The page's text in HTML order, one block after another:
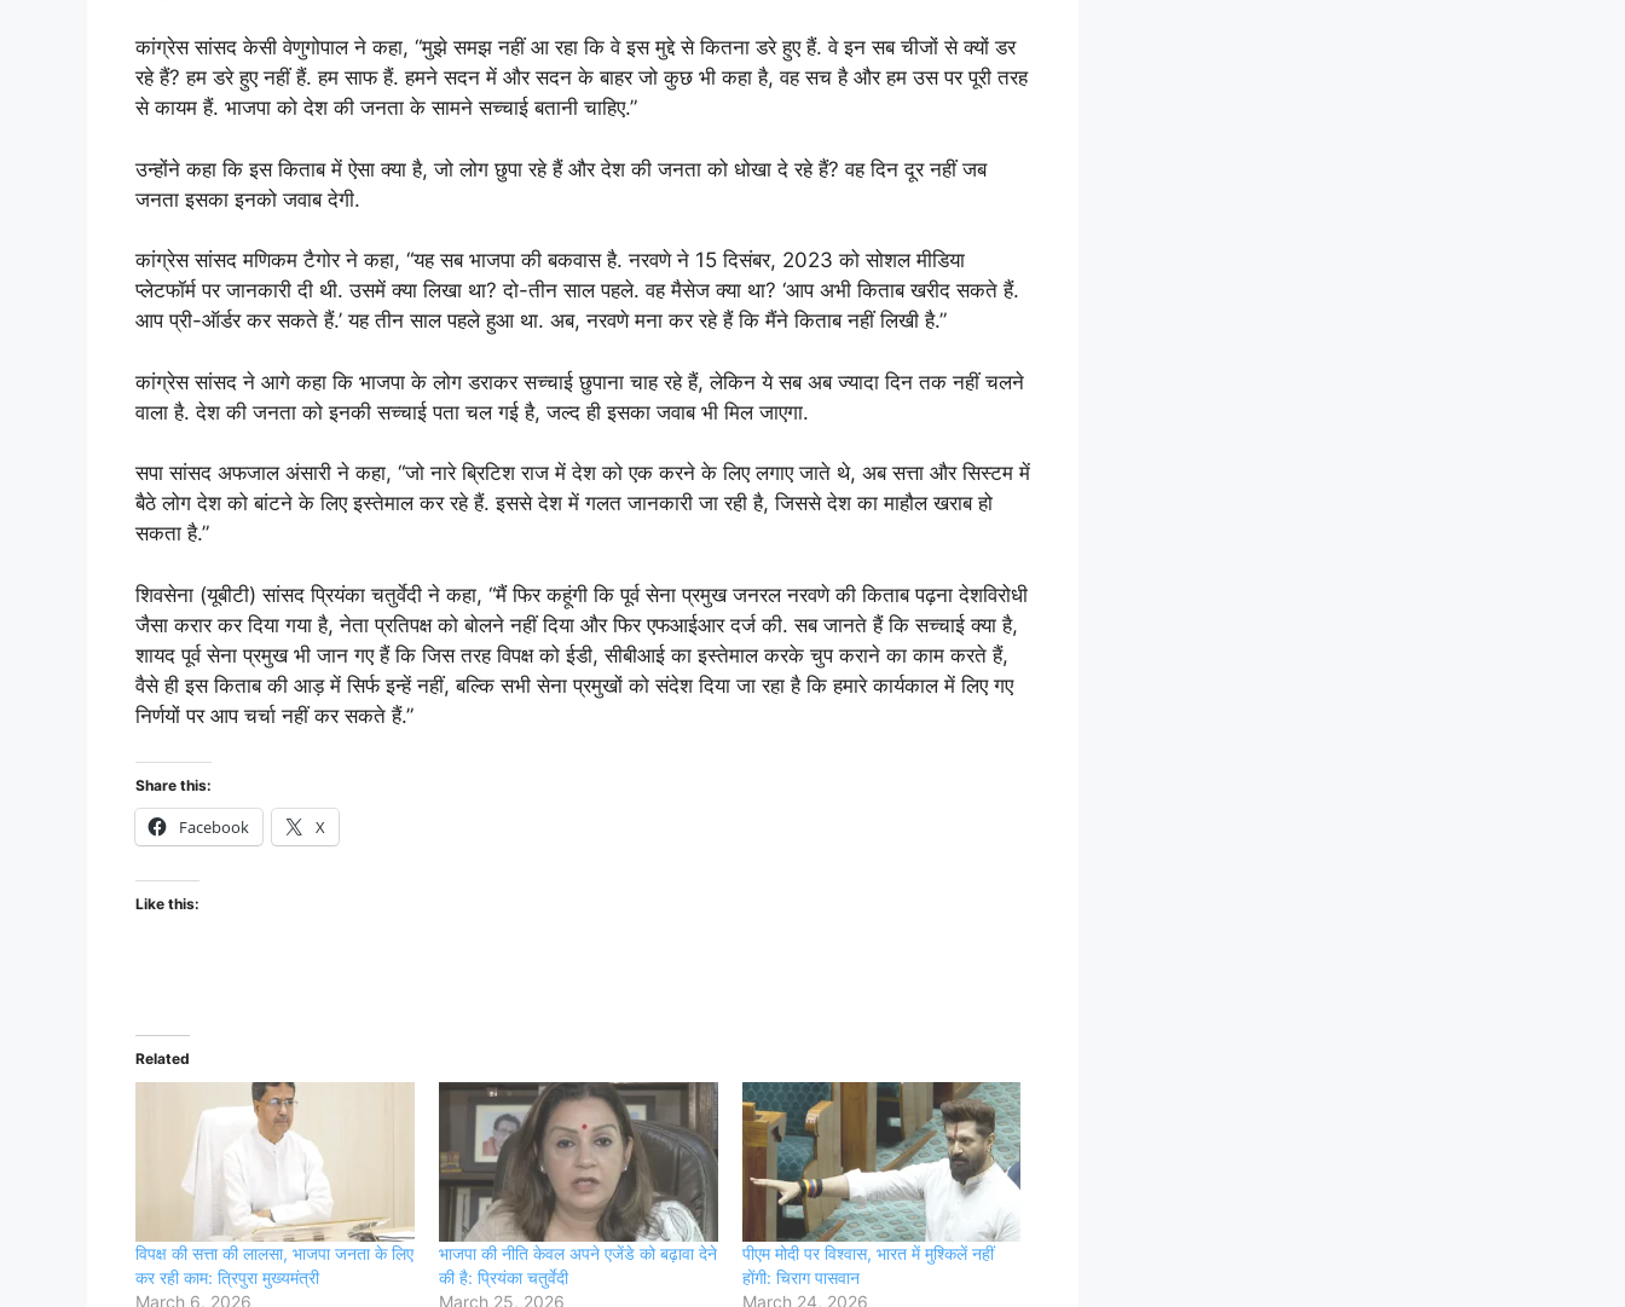
कांग्रेस सांसद केसी वेणुगोपाल ने कहा, “मुझे समझ नहीं आ रहा कि वे इस मुद्दे से कितना डरे हुए हैं. वे इन सब चीजों से क्यों डर
रहे हैं? हम डरे हुए नहीं हैं. हम साफ हैं. हमने सदन में और सदन के बाहर जो कुछ भी कहा है, वह सच है और हम उस पर पूरी तरह
से कायम हैं. भाजपा को देश की जनता के सामने सच्चाई बतानी चाहिए.”
उन्होंने कहा कि इस किताब में ऐसा क्या है, जो लोग छुपा रहे हैं और देश की जनता को धोखा दे रहे हैं? वह दिन दूर नहीं जब
जनता इसका इनको जवाब देगी.
कांग्रेस सांसद मणिकम टैगोर ने कहा, “यह सब भाजपा की बकवास है. नरवणे ने 15 दिसंबर, 2023 को सोशल मीडिया
प्लेटफॉर्म पर जानकारी दी थी. उसमें क्या लिखा था? दो-तीन साल पहले. वह मैसेज क्या था? ‘आप अभी किताब खरीद सकते हैं.
आप प्री-ऑर्डर कर सकते हैं.’ यह तीन साल पहले हुआ था. अब, नरवणे मना कर रहे हैं कि मैंने किताब नहीं लिखी है.”
कांग्रेस सांसद ने आगे कहा कि भाजपा के लोग डराकर सच्चाई छुपाना चाह रहे हैं, लेकिन ये सब अब ज्यादा दिन तक नहीं चलने
वाला है. देश की जनता को इनकी सच्चाई पता चल गई है, जल्द ही इसका जवाब भी मिल जाएगा.
सपा सांसद अफजाल अंसारी ने कहा, “जो नारे ब्रिटिश राज में देश को एक करने के लिए लगाए जाते थे, अब सत्ता और सिस्टम में
बैठे लोग देश को बांटने के लिए इस्तेमाल कर रहे हैं. इससे देश में गलत जानकारी जा रही है, जिससे देश का माहौल खराब हो
सकता है.”
शिवसेना (यूबीटी) सांसद प्रियंका चतुर्वेदी ने कहा, “मैं फिर कहूंगी कि पूर्व सेना प्रमुख जनरल नरवणे की किताब पढ़ना देशविरोधी
जैसा करार कर दिया गया है, नेता प्रतिपक्ष को बोलने नहीं दिया और फिर एफआईआर दर्ज की. सब जानते हैं कि सच्चाई क्या है,
शायद पूर्व सेना प्रमुख भी जान गए हैं कि जिस तरह विपक्ष को ईडी, सीबीआई का इस्तेमाल करके चुप कराने का काम करते हैं,
वैसे ही इस किताब की आड़ में सिर्फ इन्हें नहीं, बल्कि सभी सेना प्रमुखों को संदेश दिया जा रहा है कि हमारे कार्यकाल में लिए गए
निर्णयों पर आप चर्चा नहीं कर सकते हैं.”
Share this:
Facebook X
Like this:
Related
विपक्ष की सत्ता की लालसा, भाजपा जनता के लिए
कर रही काम: त्रिपुरा मुख्यमंत्री
March 6, 2026
भाजपा की नीति केवल अपने एजेंडे को बढ़ावा देने
की है: प्रियंका चतुर्वेदी
March 25, 2026
पीएम मोदी पर विश्वास, भारत में मुश्किलें नहीं
होंगी: चिराग पासवान
March 24, 2026